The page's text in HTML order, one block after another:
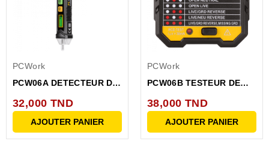
PCWork
PCW06A DETECTEUR DE
CONTACT...
32,000 TND
AJOUTER PANIER
PCWork
PCW06B TESTEUR DE
38,000 TND
AJOUTER PANIER